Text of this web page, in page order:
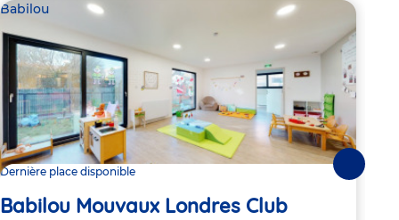
Babilou
Dernière place disponible
Babilou Mouvaux Londres Club